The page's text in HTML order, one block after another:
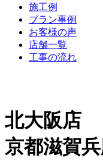
施工例
プラン事例
お客様の声
店舗一覧
工事の流れ
北大阪店
京都滋賀